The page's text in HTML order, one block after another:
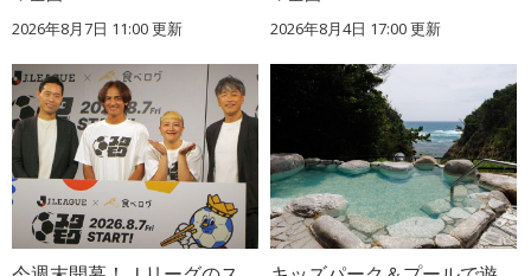
2026年8月7日 11:00更新 2026年8月4日 17:00更新